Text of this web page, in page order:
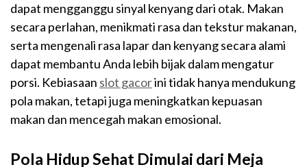
dapat mengganggu sinyal kenyang dari otak. Makan
secara perlahan, menikmati rasa dan tekstur makanan,
serta mengenali rasa lapar dan kenyang secara alami
dapat membantu Anda lebih bijak dalam mengatur
porsi. Kebiasaan slot gacorini tidak hanya mendukung
pola makan, tetapi juga meningkatkan kepuasan
makan dan mencegah makan emosional.
Pola Hidup Sehat Dimulai dari Meja